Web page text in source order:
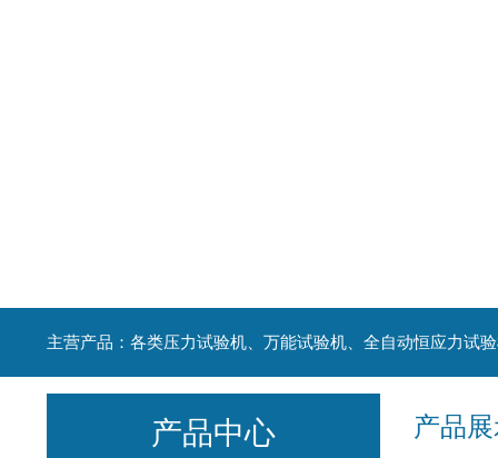
主营产品：各类压力试验机、万能试验机、全自动恒应力试
产品
产品中心